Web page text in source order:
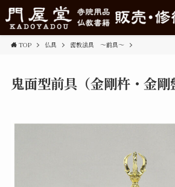
TOP 仏具 密教法具 ～前具～
鬼面型前具（金剛杵・金剛